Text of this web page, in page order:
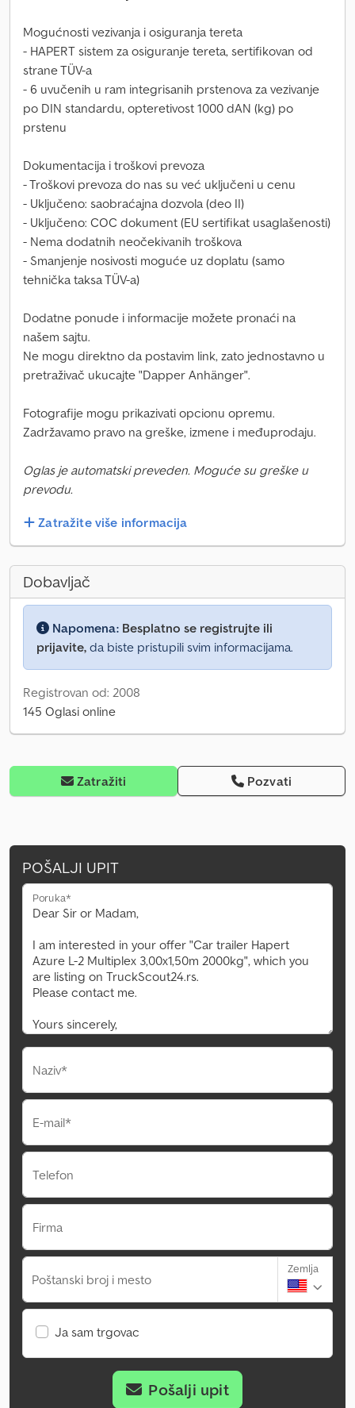
Mogućnosti vezivanja i osiguranja tereta
- HAPERT sistem za osiguranje tereta, sertifikovan od
strane TÜV-a
- 6 uvučenih u ram integrisanih prstenova za vezivanje
po DIN standardu, opteretivost 1000 dAN (kg) po
prstenu
Dokumentacija i troškovi prevoza
- Troškovi prevoza do nas su već uključeni u cenu
- Uključeno: saobraćajna dozvola (deo II)
- Uključeno: COC dokument (EU sertifikat usaglašenosti)
- Nema dodatnih neočekivanih troškova
- Smanjenje nosivosti moguće uz doplatu (samo
tehnička taksa TÜV-a)
Dodatne ponude i informacije možete pronaći na
našem sajtu.
Ne mogu direktno da postavim link, zato jednostavno u
pretraživač ukucajte "Dapper Anhänger".
Fotografije mogu prikazivati opcionu opremu.
Zadržavamo pravo na greške, izmene i međuprodaju.
Oglas je automatski preveden. Moguće su greške u
prevodu.
Zatražite više informacija
Dobavljač
Napomena: Besplatno se registrujte ili
prijavite, da biste pristupili svim informacijama.
Registrovan od: 2008
145 Oglasi online
Zatražiti Pozvati
POŠALJI UPIT
Poruka*
Naziv*
E-mail*
Telefon
Firma
Poštanski broj i mesto
Zemlja
Ja sam trgovac
Pošalji upit